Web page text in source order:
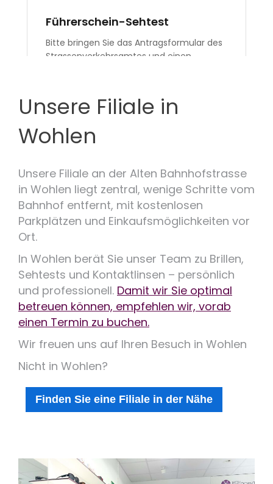
Unsere Filiale in
Wohlen
Unsere Filiale an der Alten Bahnhofstrasse
in Wohlen liegt zentral, wenige Schritte vom
Bahnhof entfernt, mit kostenlosen
Parkplätzen und Einkaufsmöglichkeiten vor
Ort.
In Wohlen berät Sie unser Team zu Brillen,
Sehtests und Kontaktlinsen – persönlich
und professionell. Damit wir Sie optimal
betreuen können, empfehlen wir, vorab
einen Termin zu buchen.
Wir freuen uns auf Ihren Besuch in Wohlen
Nicht in Wohlen?
Finden Sie eine Filiale in der Nähe